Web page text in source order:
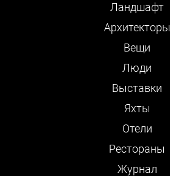
Ландшафт
Архитекторы
Вещи
Люди
Выставки
Яхты
Отели
Рестораны
Журнал